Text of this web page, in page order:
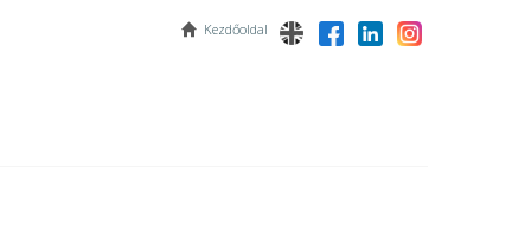
Kezdőoldal